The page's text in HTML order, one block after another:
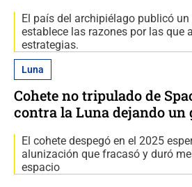
El país del archipiélago publicó
establece las razones por las que
estrategias.
Luna
Cohete no tripulado de
contra la Luna dejando un
El cohete despegó en el 2025
alunización que fracasó y duró
espacio